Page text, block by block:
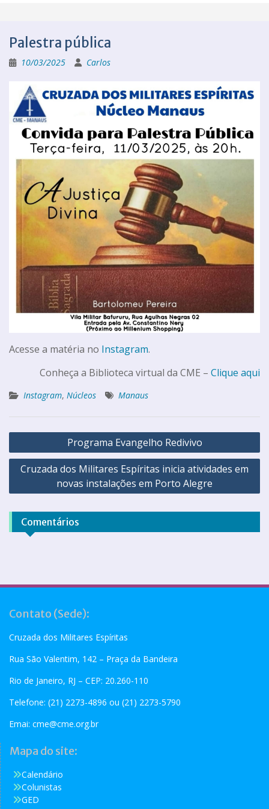
Palestra pública
10/03/2025 Carlos
Acesse a matéria no Instagram.
Conheça a Biblioteca virtual da CME – Clique aqui
Instagram, Núcleos Manaus
Programa Evangelho Redivivo
Cruzada dos Militares Espíritas inicia atividades em
novas instalações em Porto Alegre
Comentários
Contato (Sede):
Cruzada dos Militares Espíritas
Rua São Valentim, 142 – Praça da Bandeira
Rio de Janeiro, RJ – CEP: 20.260-110
Telefone: (21) 2273-4896 ou (21) 2273-5790
Emai: cme@cme.org.br
Mapa do site:
Calendário
Colunistas
GED